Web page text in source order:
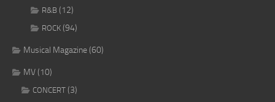
R&B (12)
ROCK (94)
Musical Magazine(60)
MV(10)
CONCERT (3)